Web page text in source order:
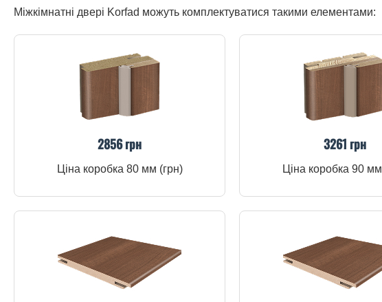
Міжкімнатні двері Korfad можуть комплектуватися такими елементами:
2856 грн
Ціна коробка 80 мм (грн)
3261 грн
Ціна коробка 90